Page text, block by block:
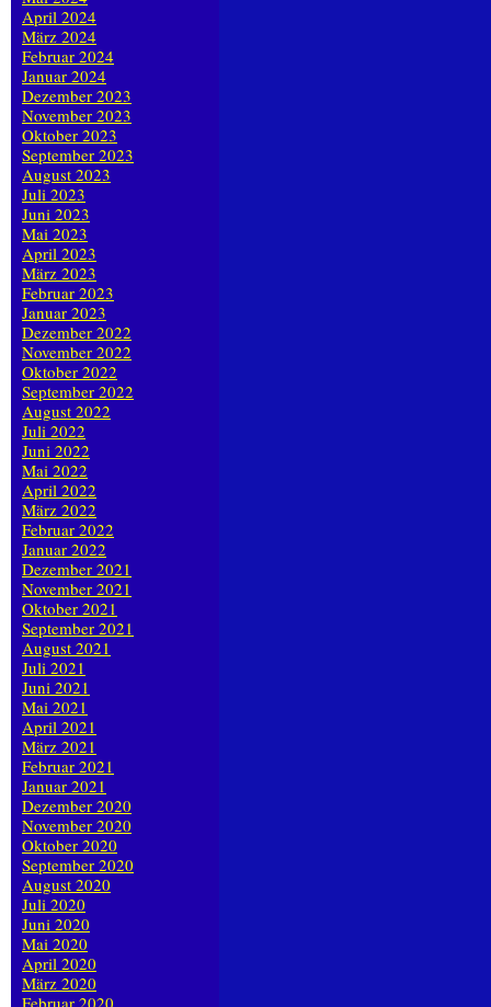
April 2024
März 2024
Februar 2024
Januar 2024
Dezember 2023
November 2023
Oktober 2023
September 2023
August 2023
Juli 2023
Juni 2023
Mai 2023
April 2023
März 2023
Februar 2023
Januar 2023
Dezember 2022
November 2022
Oktober 2022
September 2022
August 2022
Juli 2022
Juni 2022
Mai 2022
April 2022
März 2022
Februar 2022
Januar 2022
Dezember 2021
November 2021
Oktober 2021
September 2021
August 2021
Juli 2021
Juni 2021
Mai 2021
April 2021
März 2021
Februar 2021
Januar 2021
Dezember 2020
November 2020
Oktober 2020
September 2020
August 2020
Juli 2020
Juni 2020
Mai 2020
April 2020
März 2020
Februar 2020